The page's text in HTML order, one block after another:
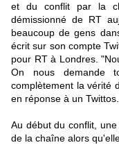
et du conflit par la
démissionné de RT
beaucoup de gens
écrit sur son compte
pour RT à Londres.
On nous demande
complètement la vérité
en réponse à un Twittos.
Au début du conflit,
de la chaîne alors